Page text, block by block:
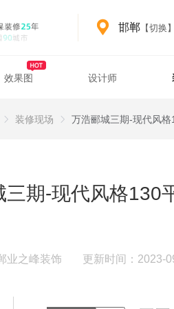
邯郸 【切换】
效果图 设计师
detail
考
装修现场 万浩郦城三期-现代风
三期-现代风格130
业之峰装饰 更新时间：2023-